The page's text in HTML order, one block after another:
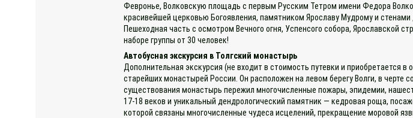
Февронье, Волковскую площадь с первым Русским Тетром имени Федора
красивейшей церковью Богоявления, памятником Ярославу Мудрому и
Пешеходная часть с осмотром Вечного огня, Успенсого собора, Ярославской
наборе группы от 30 человек!
Автобусная экскурсия в Толгский монастырь
Дополнительная экскурсия (не входит в стоимость путевки и приобретается
старейших монастырей России. Он расположен на левом берегу Волги, в черте
существования монастырь пережил многочисленные пожары, эпидемии,
17-18 веков и уникальный дендрологический памятник — кедровая роща,
которой связаны многочисленные чудеса исцелений, прекращение моровой